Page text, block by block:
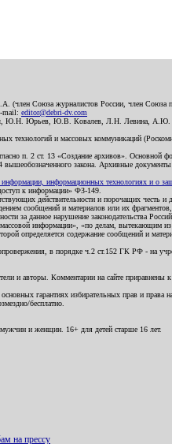
(член Союза журналистов России, член
mail: editor@debri-dv.com
Ю.Н. Юрьев, Ю.В. Ковалев, Л.Н. Левина,
технологий и массовых коммуникаций
п. 2 ст. 13 «Создание архивов». Основной
закона. Архивные документы
информационных технологиях и о
к информации» ФЗ-149.
действительности и порочащих честь
сообщений и материалов или их
за данное нарушение законодательства
информации», «по делам, вытекающим из
определяется содержание сообщений и
в порядке ч.2 ст.152 ГК РФ - на
и авторы. Комментарии на сайте
гарантиях избирательных прав и права
бесплатно.
и женщин. 16+ для детей старше 16 лет.